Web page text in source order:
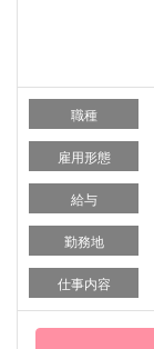
職種
雇用形態
給与
勤務地
仕事内容